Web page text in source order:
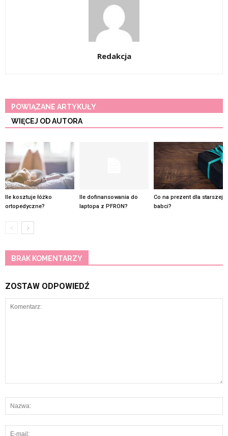
Redakcja
POWIĄZANE ARTYKUŁY
WIĘCEJ OD AUTORA
Ile kosztuje łóżko
ortopedyczne?
Ile dofinansowania do
laptopa z PFRON?
Co na prezent dla starszej
babci?
BRAK KOMENTARZY
ZOSTAW ODPOWIEDŹ